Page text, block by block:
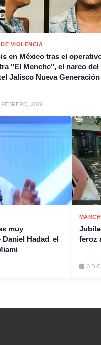
VIOLENCIA
en México tras el
"El Mencho", el narco del
Jalisco Nueva Generación
FEBRERO, 2026
muy
Hadad, el
feroz
3